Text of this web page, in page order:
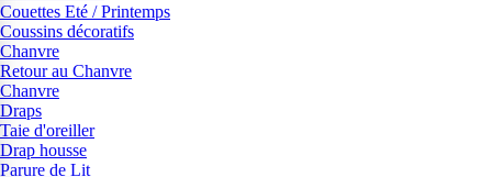
Couettes Eté / Printemps
Coussins décoratifs
Chanvre
Retour au Chanvre
Chanvre
Draps
Taie d'oreiller
Drap housse
Parure de Lit